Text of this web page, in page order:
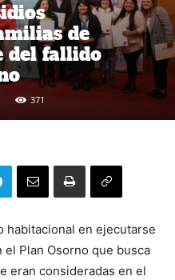
de
del fallido
371
habitacional en ejecutarse
Plan Osorno que busca
eran consideradas en el